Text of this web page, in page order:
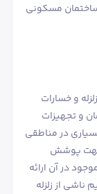
ساختمان مسکونی
و خسارات
و تجهیزات
در مناطقی
جهت پوشش
در آن ارائه
از زلزله